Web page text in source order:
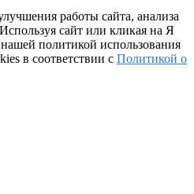
работы сайта, анализа
сайт или кликая на Я
нашей политикой использования
в соответствии с Политикой о